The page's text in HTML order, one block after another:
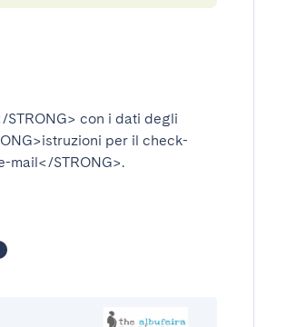
con i dati degli
per il check-
mail</STRONG>.